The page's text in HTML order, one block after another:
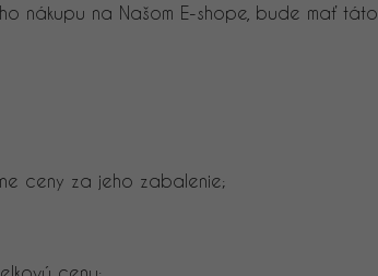
nákupu na Našom E-shope, bude mať táto
ceny za jeho zabalenie;